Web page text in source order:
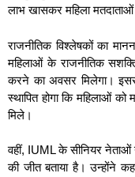
लाभ खासकर महिला
राजनीतिक विश्लेषकों का
महिलाओं के राजनीतिक
करने का अवसर मिलेगा। इससे
स्थापित होगा कि महिलाओं को
मिले।
वहीं, IUML के सीनियर नेताओं
की जीत बताया है। उन्होंने